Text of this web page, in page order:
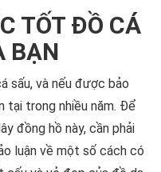
TỐT ĐỒ CÁ
BẠN
sấu, và nếu được bảo
tại trong nhiều năm. Để
đồng hồ này, cần phải
luận về một số cách có